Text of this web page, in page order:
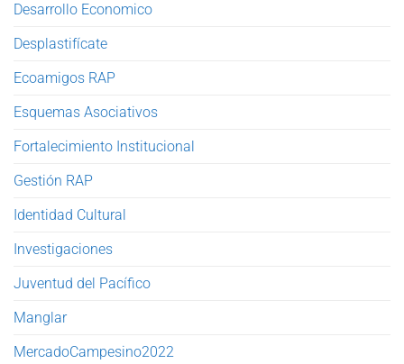
Desarrollo Economico
Desplastifícate
Ecoamigos RAP
Esquemas Asociativos
Fortalecimiento Institucional
Gestión RAP
Identidad Cultural
Investigaciones
Juventud del Pacífico
Manglar
MercadoCampesino2022